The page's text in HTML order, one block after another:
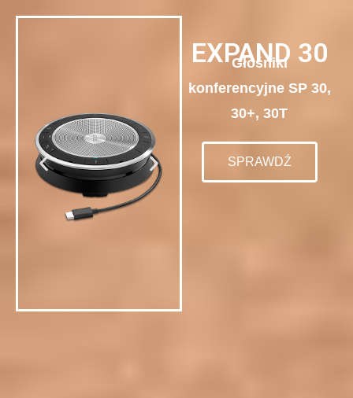
EXPAND 30
Głośniki
konferencyjne SP 30,
30+, 30T
SPRAWDŹ